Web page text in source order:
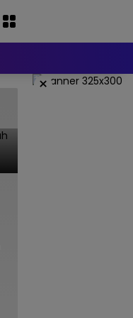
×